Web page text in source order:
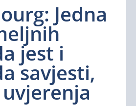
Jedna
jest i
savjesti,